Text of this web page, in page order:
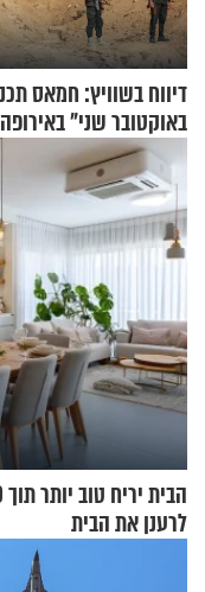
באוקטובר שני" באירופה
לרענן את הבית